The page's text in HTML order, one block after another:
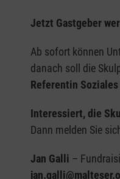
Jetzt Gastgeber
Ab sofort können
danach soll die
Referentin Soziales
Interessiert, die
Dann melden Sie
Jan Galli –